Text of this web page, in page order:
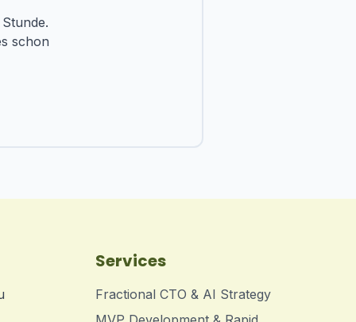
schon
Services
Fractional CTO & AI Strategy